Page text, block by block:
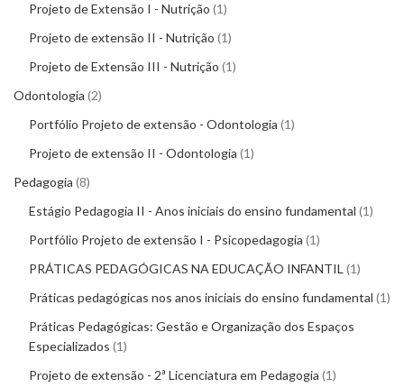
Projeto de Extensão I - Nutrição 1
Projeto de extensão II - Nutrição 1
Projeto de Extensão III - Nutrição 1
Odontologia 2
Portfólio Projeto de extensão - Odontologia 1
Projeto de extensão II - Odontologia 1
Pedagogia 8
Estágio Pedagogia II - Anos iniciais do ensino fundamental 1
Portfólio Projeto de extensão I - Psicopedagogia 1
PRÁTICAS PEDAGÓGICAS NA EDUCAÇÃO INFANTIL 1
Práticas pedagógicas nos anos iniciais do ensino fundamental 1
Práticas Pedagógicas: Gestão e Organização dos Espaços
Especializados 1
Projeto de extensão - 2ª Licenciatura em Pedagogia 1